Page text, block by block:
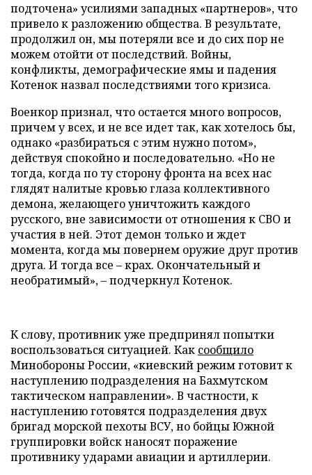
подточена» усилиями западных «партнеров», что
привело к разложению общества. В результате,
продолжил он, мы потеряли все и до сих пор не
можем отойти от последствий. Войны,
конфликты, демографические ямы и падения
Котенок назвал последствиями того кризиса.
Военкор признал, что остается много вопросов,
причем у всех, и не все идет так, как хотелось бы,
однако «разбираться с этим нужно потом»,
действуя спокойно и последовательно. «Но не
тогда, когда по ту сторону фронта на всех нас
глядят налитые кровью глаза коллективного
демона, желающего уничтожить каждого
русского, вне зависимости от отношения к СВО и
участия в ней. Этот демон только и ждет
момента, когда мы повернем оружие друг против
друга. И тогда все – крах. Окончательный и
необратимый», – подчеркнул Котенок.
К слову, противник уже предпринял попытки
воспользоваться ситуацией. Как сообщило
Минобороны России, «киевский режим готовит к
наступлению подразделения на Бахмутском
тактическом направлении». В частности, к
наступлению готовятся подразделения двух
бригад морской пехоты ВСУ, но бойцы Южной
группировки войск наносят поражение
противнику ударами авиации и артиллерии.